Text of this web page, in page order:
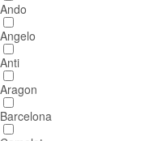
Ando
Angelo
Anti
Aragon
Barcelona